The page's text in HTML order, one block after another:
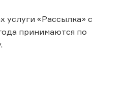
услуги «Рассылка» с
принимаются по